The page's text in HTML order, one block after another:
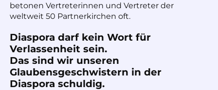
betonen Vertreterinnen und Vertreter der
weltweit 50 Partnerkirchen oft.
Diaspora darf kein Wort für
Verlassenheit sein.
Das sind wir unseren
Glaubensgeschwistern in der
Diaspora schuldig.